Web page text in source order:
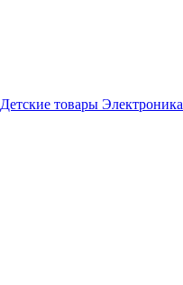
Детские товары Электроника